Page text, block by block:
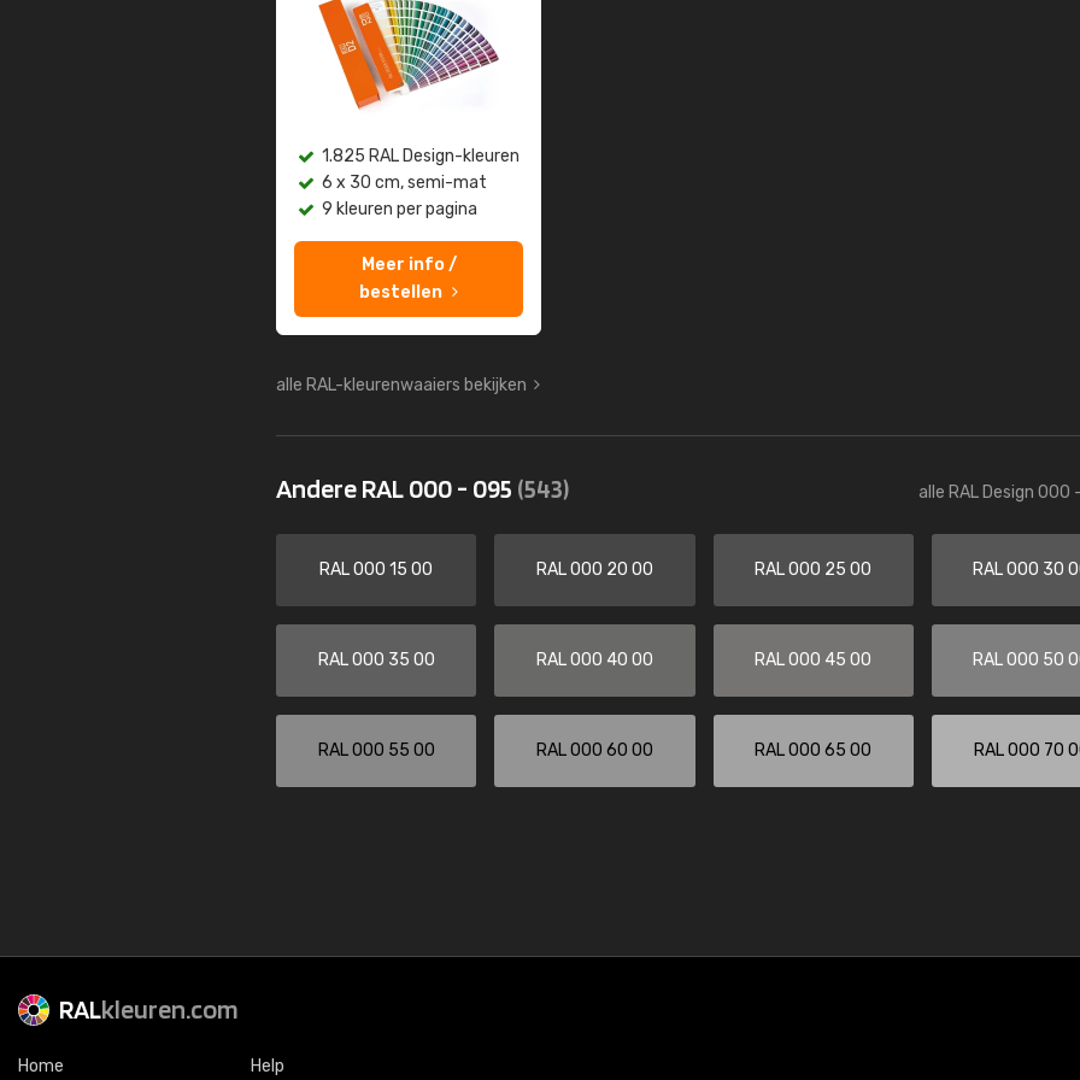
1.825 RAL Design-kleuren
6 x 30 cm, semi-mat
9 kleuren per pagina
Meer info /
bestellen
alle RAL-kleurenwaaiers bekijken
Andere RAL 000 - 095 (543) alle RAL Design 000
RAL 000 15 00 RAL 000 20 00 RAL 000 25 00 RAL 000 30
RAL 000 35 00 RAL 000 40 00 RAL 000 45 00 RAL 000 50
RAL 000 55 00 RAL 000 60 00 RAL 000 65 00 RAL 000 70
RALkleuren.com
Home Help